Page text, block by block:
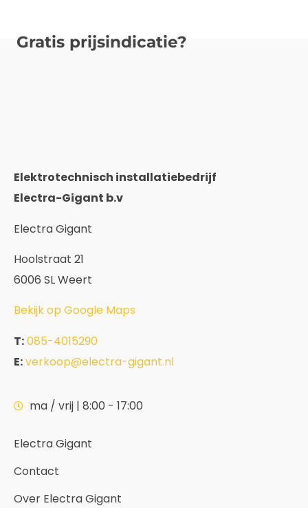
Gratis prijsindicatie?
Elektrotechnisch installatiebedrijf
Electra-Gigant b.v
Electra Gigant
Hoolstraat 21
6006 SL Weert
Bekijk op Google Maps
T:085-4015290
E:verkoop@electra-gigant.nl
ma / vrij | 8:00 - 17:00
Electra Gigant
Contact
Over Electra Gigant